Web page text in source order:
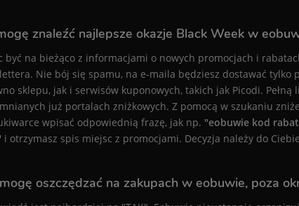
znaleźć najlepsze okazje Black Week w
być na bieżąco z informacjami o nowych promocjach i
Nie bój się spamu, na e-maila będziesz dostawać tylko
sklepu, jak i serwisów kuponowych, takich jak Picodi.
już portalach zniżkowych. Z pomocą w szukaniu
wpisać odpowiednią frazę, jak np. "eobuwie kod
i otrzymasz spis miejsc z promocjami. Decyzja należy do
oszczędzać na zakupach w eobuwie, poza